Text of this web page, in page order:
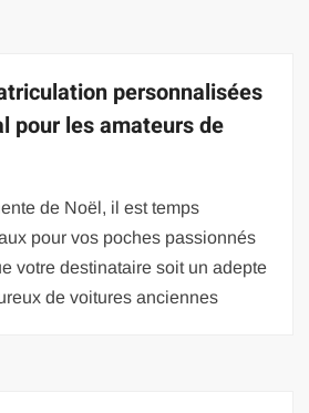
personnalisées
pour les amateurs de
de Noël, il est temps
pour vos poches passionnés
votre destinataire soit un adepte
de voitures anciennes